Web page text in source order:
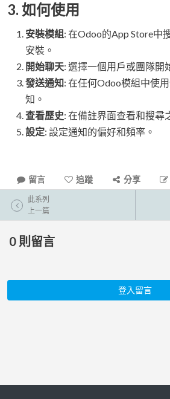
3. 如何使用
安裝模組: 在Odoo的App Store中
安裝。
開始聊天: 選擇一個用戶或團隊開
發送通知: 在任何Odoo模組中使
知。
查看歷史: 在備註界面查看和搜尋
設定: 設定通知的偏好和頻率。
留言 追蹤 分享
此系列
上一篇
0 則留言
登入留言